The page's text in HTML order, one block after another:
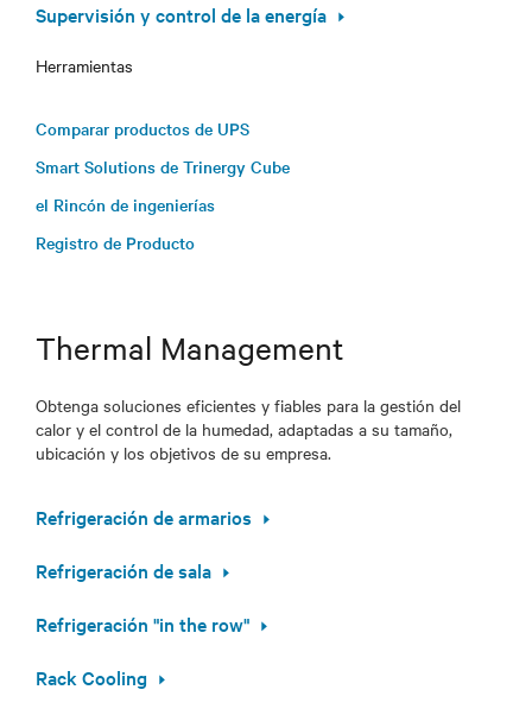
Supervisión y control de la energía
Herramientas
Comparar productos de UPS
Smart Solutions de Trinergy Cube
el Rincón de ingenierías
Registro de Producto
Thermal Management
Obtenga soluciones eficientes y fiables para la gestión del
calor y el control de la humedad, adaptadas a su tamaño,
ubicación y los objetivos de su empresa.
Refrigeración de armarios
Refrigeración de sala
Refrigeración "in the row"
Rack Cooling